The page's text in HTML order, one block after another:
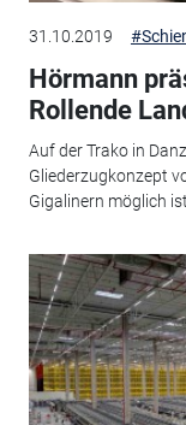
31.10.2019
Hörmann
Rollende
Auf der Trako in
Gliederzugkonzept
Gigalinern möglich ist.